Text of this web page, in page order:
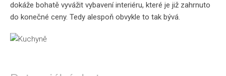
dokáže bohatě vyvážit vybavení interiéru, které je již zahrnuto
do konečné ceny. Tedy alespoň obvykle to tak bývá.